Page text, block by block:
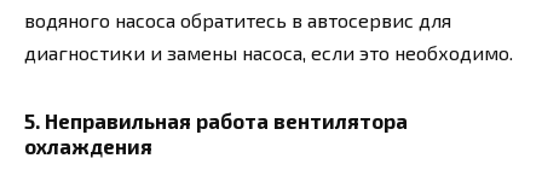
водяного насоса обратитесь в автосервис для
диагностики и замены насоса, если это необходимо.
5. Неправильная работа вентилятора
охлаждения